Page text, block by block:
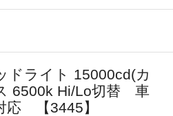
ドライト 15000cd(カ
6500k Hi/Lo切替 車
【3445】